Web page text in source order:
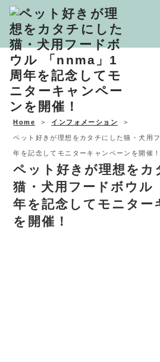
Home インフォメーション
ペット好きが理想をカタチにした猫・犬用
年を記念してモニターキャンペーンを開催！
ペット好きが理想をカ
猫・犬用フードボウル
年を記念してモニター
を開催！